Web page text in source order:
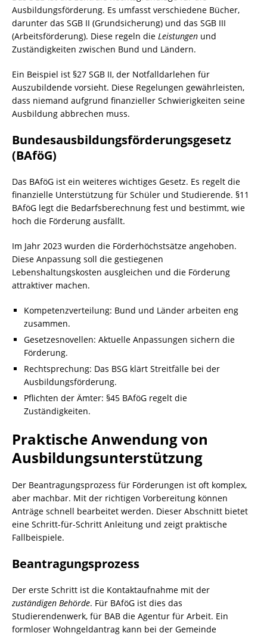
Ausbildungsförderung. Es umfasst verschiedene Bücher,
darunter das SGB II (Grundsicherung) und das SGB III
(Arbeitsförderung). Diese regeln die Leistungen und
Zuständigkeiten zwischen Bund und Ländern.
Ein Beispiel ist §27 SGB II, der Notfalldarlehen für
Auszubildende vorsieht. Diese Regelungen gewährleisten,
dass niemand aufgrund finanzieller Schwierigkeiten seine
Ausbildung abbrechen muss.
Bundesausbildungsförderungsgesetz
(BAföG)
Das BAföG ist ein weiteres wichtiges Gesetz. Es regelt die
finanzielle Unterstützung für Schüler und Studierende. §11
BAföG legt die Bedarfsberechnung fest und bestimmt, wie
hoch die Förderung ausfällt.
Im Jahr 2023 wurden die Förderhöchstsätze angehoben.
Diese Anpassung soll die gestiegenen
Lebenshaltungskosten ausgleichen und die Förderung
attraktiver machen.
Kompetenzverteilung: Bund und Länder arbeiten eng
zusammen.
Gesetzesnovellen: Aktuelle Anpassungen sichern die
Förderung.
Rechtsprechung: Das BSG klärt Streitfälle bei der
Ausbildungsförderung.
Pflichten der Ämter: §45 BAföG regelt die
Zuständigkeiten.
Praktische Anwendung von
Ausbildungsunterstützung
Der Beantragungsprozess für Förderungen ist oft komplex,
aber machbar. Mit der richtigen Vorbereitung können
Anträge schnell bearbeitet werden. Dieser Abschnitt bietet
eine Schritt-für-Schritt Anleitung und zeigt praktische
Fallbeispiele.
Beantragungsprozess
Der erste Schritt ist die Kontaktaufnahme mit der
zuständigen Behörde. Für BAföG ist dies das
Studierendenwerk, für BAB die Agentur für Arbeit. Ein
formloser Wohngeldantrag kann bei der Gemeinde